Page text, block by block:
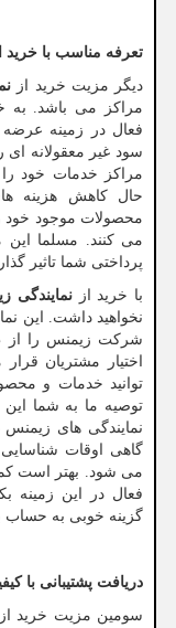
تعرفه مناسب با خرید
دیگر مزیت خرید از
مراکز می باشد. به
فعال در زمینه
سود غیر معقولانه
مراکز خدمات خود
حال کاهش هزینه
محصولات موجود خود
می کنند. مسلما این
پرداختی شما تاثیر
با خرید از نمایندگی
نخواهید داشت. این
شرکت زیمنس را از
اختیار مشتریان
توانید خدمات و
توصیه ما به شما این
نمایندگی های زیمنس
گاهی اوقات شناسایی
می شود. بهتر است
فعال در این زمینه
گزینه خوبی به حساب
دریافت پشتیبانی با
سومین مزیت خرید از